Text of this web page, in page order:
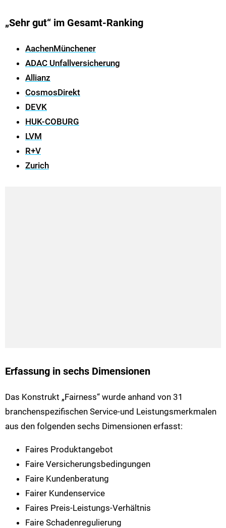
„Sehr gut“ im Gesamt-Ranking
AachenMünchener
ADAC Unfallversicherung
Allianz
CosmosDirekt
DEVK
HUK-COBURG
LVM
R+V
Zurich
Erfassung in sechs Dimensionen
Das Konstrukt „Fairness“ wurde anhand von 31
branchenspezifischen Service-und Leistungsmerkmalen
aus den folgenden sechs Dimensionen erfasst:
Faires Produktangebot
Faire Versicherungsbedingungen
Faire Kundenberatung
Fairer Kundenservice
Faires Preis-Leistungs-Verhältnis
Faire Schadenregulierung